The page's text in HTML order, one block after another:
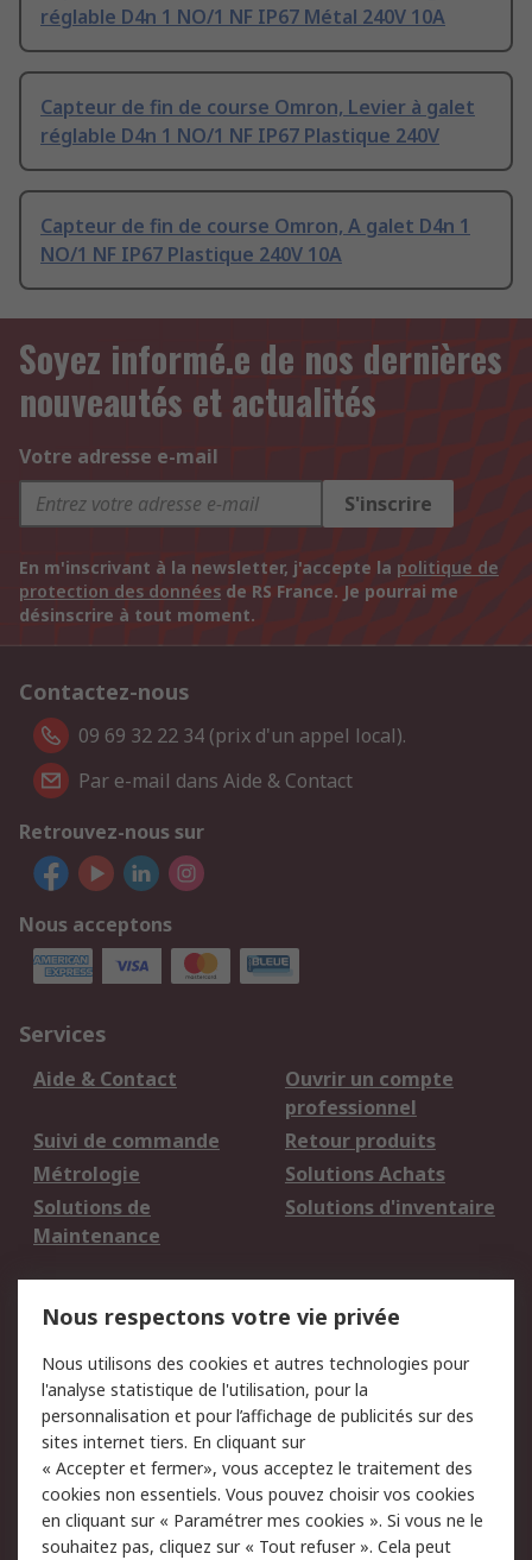
réglable D4n 1 NO/1 NF IP67 Métal 240V 10A
Capteur de fin de course Omron, Levier à galet
réglable D4n 1 NO/1 NF IP67 Plastique 240V
Capteur de fin de course Omron, A galet D4n 1
NO/1 NF IP67 Plastique 240V 10A
Soyez informé.e de nos dernières
nouveautés et actualités
Votre adresse e-mail
S'inscrire
En m'inscrivant à la newsletter, j'accepte la politique de
protection des données de RS France. Je pourrai me
désinscrire à tout moment.
Contactez-nous
09 69 32 22 34 (prix d'un appel local).
Par e-mail dans Aide & Contact
Retrouvez-nous sur
Nous acceptons
Services
Aide & Contact
Ouvrir un compte
professionnel
Suivi de commande
Retour produits
Métrologie
Solutions Achats
Solutions de
Maintenance
Solutions d'inventaire
du site
Politique de protection
des données - Mise à
jour
Sécurité des E-mails
Conditions générales
de vente
Politique anti-
corruption
Campagnes marketing
Nous respectons votre vie privée
Nous utilisons des cookies et autres technologies pour
l'analyse statistique de l'utilisation, pour la
personnalisation et pour l’affichage de publicités sur des
sites internet tiers. En cliquant sur
« Accepter et fermer», vous acceptez le traitement des
cookies non essentiels. Vous pouvez choisir vos cookies
en cliquant sur « Paramétrer mes cookies ». Si vous ne le
souhaitez pas, cliquez sur « Tout refuser ». Cela peut